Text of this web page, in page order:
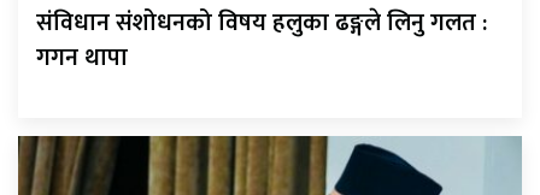
संविधान संशोधनको विषय हलुका ढङ्गले लिनु गलत :
गगन थापा